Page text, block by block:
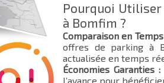
Pourquoi Utiliser
à Bomfim ?
Comparaison en
offres de parking à
actualisée en temps
Économies Garanties :
l’avance pour